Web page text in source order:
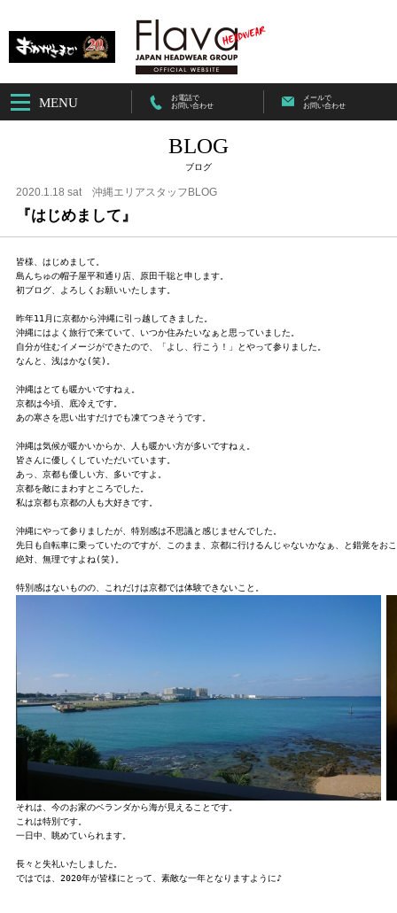
MENU
お電話で
お問い合わせ
メールで
お問い合わせ
BLOG
ブログ
2020.1.18 sat 沖縄エリアスタッフBLOG
『はじめまして』
皆様、はじめまして。
島んちゅの帽子屋平和通り店、原田千聡と申します。
初ブログ、よろしくお願いいたします。
昨年11月に京都から沖縄に引っ越してきました。
沖縄にはよく旅行で来ていて、いつか住みたいなぁと思っていました。
自分が住むイメージができたので、「よし、行こう！」とやって参りました。
なんと、浅はかな(笑)。
沖縄はとても暖かいですねぇ。
京都は今頃、底冷えです。
あの寒さを思い出すだけでも凍てつきそうです。
沖縄は気候が暖かいからか、人も暖かい方が多いですねぇ。
皆さんに優しくしていただいています。
あっ、京都も優しい方、多いですよ。
京都を敵にまわすところでした。
私は京都も京都の人も大好きです。
沖縄にやって参りましたが、特別感は不思議と感じませんでした。
先日も自転車に乗っていたのですが、このまま、京都に行けるんじゃないかなぁ、と錯覚をお
絶対、無理ですよね(笑)。
それは、今のお家のベランダから海が見えることです。
これは特別です。
一日中、眺めていられます。
長々と失礼いたしました。
ではでは、2020年が皆様にとって、素敵な一年となりますように♪